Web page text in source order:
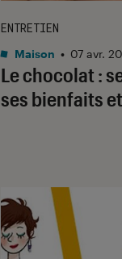
Le chocolat :
ses bienfaits
ENTRETIEN
Maison • 07 avr.